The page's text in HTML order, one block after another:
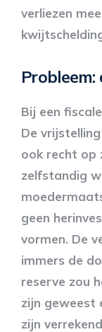
verliezen
Probleem:
Bij een
De
ook recht op
zelfstandig
geen
vormen. De
immers de
reserve zou
zijn geweest
zijn